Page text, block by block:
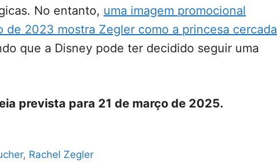
No entanto, uma imagem promocional
de 2023 mostra Zegler como a princesa cercada
que a Disney pode ter decidido seguir uma
prevista para 21 de março de 2025.
, Rachel Zegler